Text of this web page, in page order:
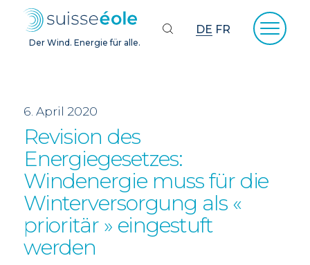
Der Wind. Energie für alle.
DE FR
6. April 2020
Revision des
Energiegesetzes:
Windenergie muss für die
Winterversorgung als «
prioritär » eingestuft
werden